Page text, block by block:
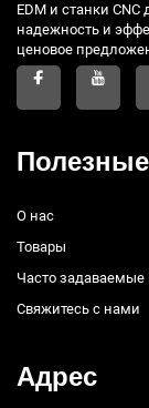
EDM и станки
надежность и
ценовое
О нас
Товары
Часто задаваемые
Свяжитесь с нами
Адрес